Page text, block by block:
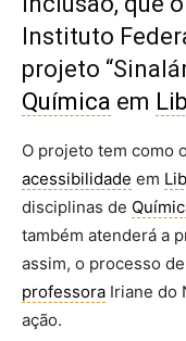
Instituto
projeto
Química em
O projeto tem como
acessibilidade em
disciplinas de
também atenderá a
assim, o processo
professora Iriane do
ação.